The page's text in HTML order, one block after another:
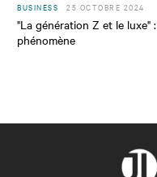
BUSINESS 25 OCTOBRE 2024
"La génération Z et le
phénomène